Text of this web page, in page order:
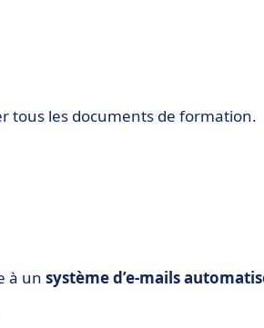
tous les documents de formation.
à un système d’e-mails